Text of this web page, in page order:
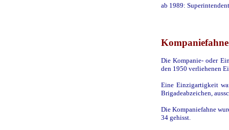
ab 1989:
Kompaniefahne
Die Kompanie- oder
den 1950 verliehenen
Eine Einzigartigkeit
Brigadeabzeichen,
Die Kompaniefahne
34 gehisst.